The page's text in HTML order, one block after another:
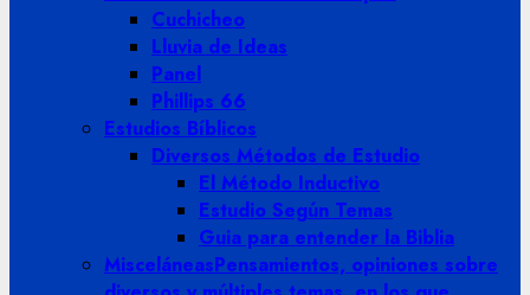
Cuchicheo
Lluvia de Ideas
Panel
Phillips 66
Estudios Bíblicos
Diversos Métodos de Estudio
El Método Inductivo
Estudio Según Temas
Guia para entender la Biblia
MisceláneasPensamientos, opiniones sobre